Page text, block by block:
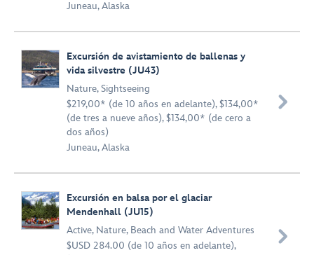
Juneau, Alaska
Excursión de avistamiento de ballenas y
vida silvestre (JU43)
Nature,Sightseeing
$219,00* (de 10 años en adelante), $134,00*
(de tres a nueve años), $134,00* (de cero a
dos años)
Juneau, Alaska

Excursión en balsa por el glaciar
Mendenhall (JU15)
Active, Nature, Beach and Water Adventures
$USD 284.00 (de 10 años en adelante),
